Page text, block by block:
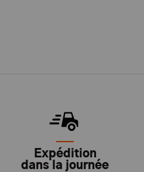
Expédition
dans la journée